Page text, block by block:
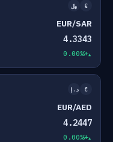
€ ﷼
EUR/SAR
4.3343
+0.00%
€ د.إ
EUR/AED
4.2447
+0.00%